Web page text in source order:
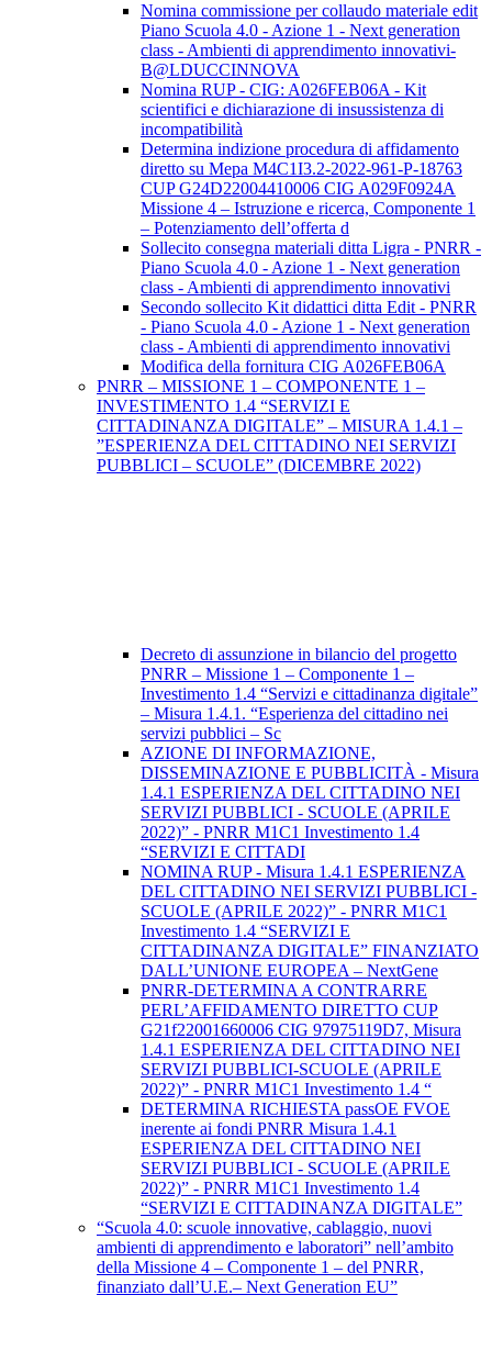
Nomina commissione per collaudo materiale edit
Piano Scuola 4.0 - Azione 1 - Next generation
class - Ambienti di apprendimento innovativi-
B@LDUCCINNOVA
Nomina RUP - CIG: A026FEB06A - Kit
scientifici e dichiarazione di insussistenza di
incompatibilità
Determina indizione procedura di affidamento
diretto su Mepa M4C1I3.2-2022-961-P-18763
CUP G24D22004410006 CIG A029F0924A
Missione 4 – Istruzione e ricerca, Componente 1
– Potenziamento dell’offerta d
Sollecito consegna materiali ditta Ligra - PNRR -
Piano Scuola 4.0 - Azione 1 - Next generation
class - Ambienti di apprendimento innovativi
Secondo sollecito Kit didattici ditta Edit - PNRR
- Piano Scuola 4.0 - Azione 1 - Next generation
class - Ambienti di apprendimento innovativi
Modifica della fornitura CIG A026FEB06A
PNRR – MISSIONE 1 – COMPONENTE 1 –
INVESTIMENTO 1.4 “SERVIZI E
CITTADINANZA DIGITALE” – MISURA 1.4.1 –
”ESPERIENZA DEL CITTADINO NEI SERVIZI
PUBBLICI – SCUOLE” (DICEMBRE 2022)
Decreto di assunzione in bilancio del progetto
PNRR – Missione 1 – Componente 1 –
Investimento 1.4 “Servizi e cittadinanza digitale”
– Misura 1.4.1. “Esperienza del cittadino nei
servizi pubblici – Sc
AZIONE DI INFORMAZIONE,
DISSEMINAZIONE E PUBBLICITÀ - Misura
1.4.1 ESPERIENZA DEL CITTADINO NEI
SERVIZI PUBBLICI - SCUOLE (APRILE
2022)” - PNRR M1C1 Investimento 1.4
“SERVIZI E CITTADI
NOMINA RUP - Misura 1.4.1 ESPERIENZA
DEL CITTADINO NEI SERVIZI PUBBLICI -
SCUOLE (APRILE 2022)” - PNRR M1C1
Investimento 1.4 “SERVIZI E
CITTADINANZA DIGITALE” FINANZIATO
DALL’UNIONE EUROPEA – NextGene
PNRR-DETERMINA A CONTRARRE
PERL’AFFIDAMENTO DIRETTO CUP
G21f22001660006 CIG 97975119D7, Misura
1.4.1 ESPERIENZA DEL CITTADINO NEI
SERVIZI PUBBLICI-SCUOLE (APRILE
2022)” - PNRR M1C1 Investimento 1.4 “
DETERMINA RICHIESTA passOE FVOE
inerente ai fondi PNRR Misura 1.4.1
ESPERIENZA DEL CITTADINO NEI
SERVIZI PUBBLICI - SCUOLE (APRILE
2022)” - PNRR M1C1 Investimento 1.4
“SERVIZI E CITTADINANZA DIGITALE”
“Scuola 4.0: scuole innovative, cablaggio, nuovi
ambienti di apprendimento e laboratori” nell’ambito
della Missione 4 – Componente 1 – del PNRR,
finanziato dall’U.E.– Next Generation EU”